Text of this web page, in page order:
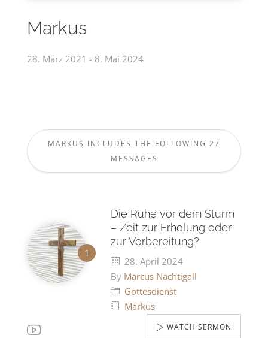
Markus
28. März 2021 - 8. Mai 2024
MARKUS INCLUDES THE FOLLOWING 27
MESSAGES
Die Ruhe vor dem Sturm
– Zeit zur Erholung oder
zur Vorbereitung?
28. April 2024
By Marcus Nachtigall
Gottesdienst
Markus
WATCH SERMON